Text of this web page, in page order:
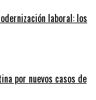
laboral: los
por nuevos casos de